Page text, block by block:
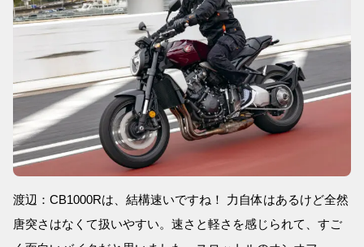
渡辺：CB1000Rは、結構速いですね！ 力自体はあるけど全然
唐突さはなくて扱いやすい。速さと軽さを感じられて、すご